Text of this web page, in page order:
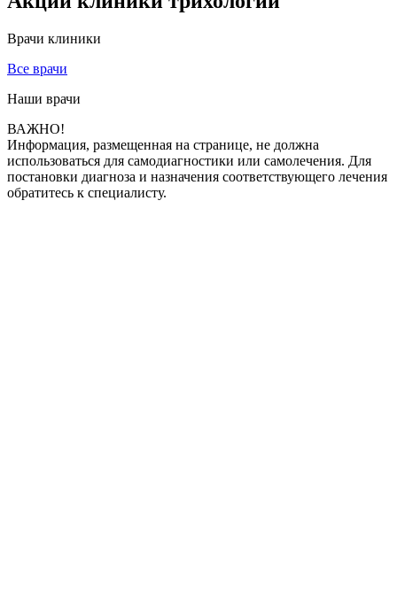
Врачи клиники
Все врачи
Наши врачи
ВАЖНО!
Информация, размещенная на странице, не должна
использоваться для самодиагностики или самолечения. Для
постановки диагноза и назначения соответствующего лечения
обратитесь к специалисту.